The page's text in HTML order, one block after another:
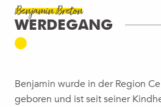
Benjamin Breton
WERDEGANG
Benjamin wurde in der Region
geboren und ist seit seiner